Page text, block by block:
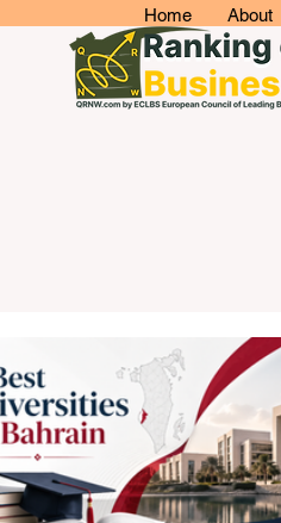
Home About